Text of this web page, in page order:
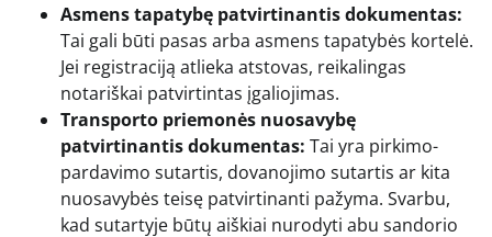
Asmens tapatybę patvirtinantis dokumentas:
Tai gali būti pasas arba asmens tapatybės kortelė.
Jei registraciją atlieka atstovas, reikalingas
notariškai patvirtintas įgaliojimas.
Transporto priemonės nuosavybę
patvirtinantis dokumentas: Tai yra pirkimo-
pardavimo sutartis, dovanojimo sutartis ar kita
nuosavybės teisę patvirtinanti pažyma. Svarbu,
kad sutartyje būtų aiškiai nurodyti abu sandorio